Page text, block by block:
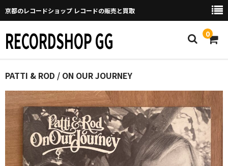
京都のレコードショップ レコードの販売と買取
RECORDSHOP GG 0
Home
マイページ
GGについて
買取について
取り置きなどについて
PATTI & ROD / ON OUR JOURNEY